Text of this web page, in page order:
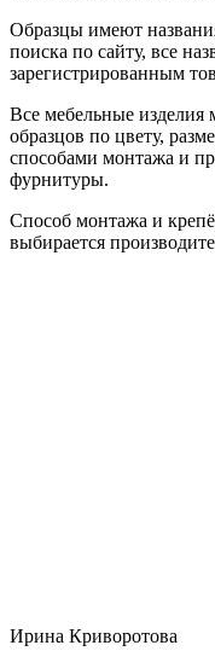
Образцы имеют
поиска по сайту, все
зарегистрированным
Все мебельные изделия
образцов по цвету,
способами монтажа и
фурнитуры.
Способ монтажа и
выбирается
Ирина Криворотова